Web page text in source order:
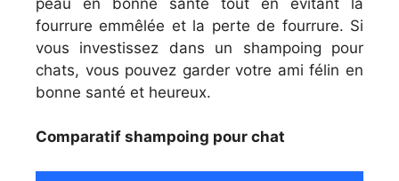
fourrure emmêlée et la perte de fourrure. Si
vous investissez dans un shampoing pour
chats, vous pouvez garder votre ami félin en
bonne santé et heureux.
Comparatif shampoing pour chat